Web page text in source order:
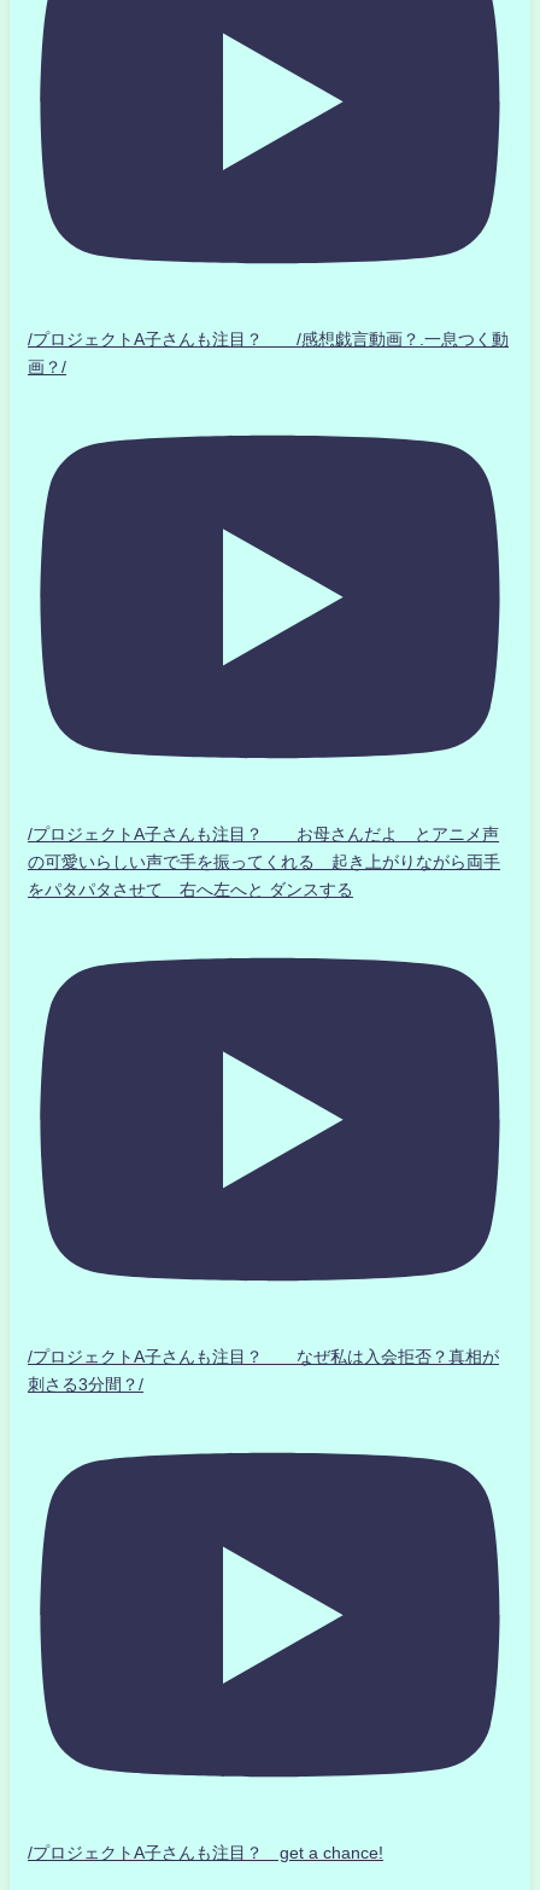
/プロジェクトA子さんも注目？ /感想戯言動画？.一息つく動
画？/
/プロジェクトA子さんも注目？ お母さんだよ とアニメ声
の可愛いらしい声で手を振ってくれる 起き上がりながら両手
をパタパタさせて 右へ左へと ダンスする
/プロジェクトA子さんも注目？ なぜ私は入会拒否？真相が
刺さる3分間？/
/プロジェクトA子さんも注目？ get a chance!